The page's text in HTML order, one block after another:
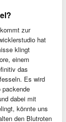
kommt zur
hat
klingt
einem
das
Es wird
packende
dabei mit
könnte uns
den Blutroten